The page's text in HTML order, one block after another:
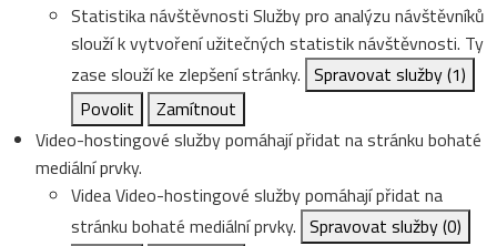
Statistika návštěvnosti Služby pro analýzu návštěvníků
slouží k vytvoření užitečných statistik návštěvnosti. Ty
zase slouží ke zlepšení stránky. Spravovat služby(1)
Povolit
Zamítnout
Video-hostingové služby pomáhají přidat na stránku bohaté
mediální prvky.
VideaVideo-hostingové služby pomáhají přidat na
stránku bohaté mediální prvky. Spravovat služby(0)